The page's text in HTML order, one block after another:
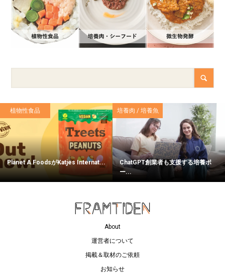
植物性食品
Planet A FoodsがKatjes Internat...
培養肉 / 培養魚
ChatGPT創業者も支援する培養ポ
ー...
About
運営者について
掲載＆取材のご依頼
お知らせ